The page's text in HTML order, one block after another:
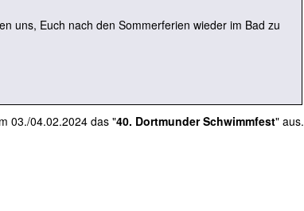
uns, Euch nach den Sommerferien wieder im Bad zu
03./04.02.2024 das "40. Dortmunder Schwimmfest" aus.